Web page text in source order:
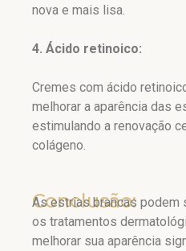
nova e mais lisa.
4. Ácido retinoico:
Cremes com ácido
melhorar a aparência das
estimulando a renovação
colágeno.
Conclusão:
As estrias brancas podem
os tratamentos
melhorar sua aparência